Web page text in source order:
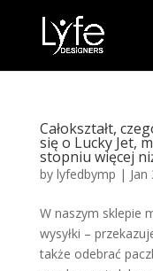
Całokształt,
się o Lucky Jet,
stopniu więcej
by lyfedbymp |
W naszym sklepie
wysyłki –
także odebrać